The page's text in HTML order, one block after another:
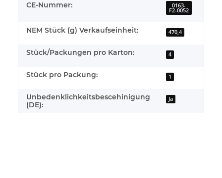
CE-Nummer: 0163-
F2-0052
NEM Stück (g) Verkaufseinheit: 470,4
Stück/Packungen pro Karton: 4
Stück pro Packung: 1
Unbedenklichkeitsbescehinigung
(DE):
Ja